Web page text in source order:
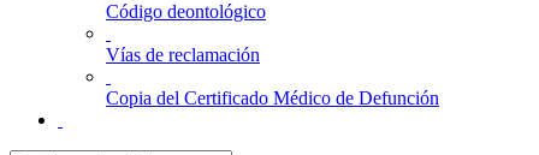
Código deontológico
Vías de reclamación
Copia del Certificado Médico de Defunción